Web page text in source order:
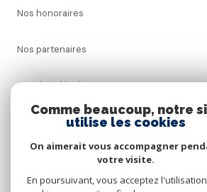
Nos honoraires
Nos partenaires
Mentions légales
Comme beaucoup, notre
utilise les cookies
On aimerait vous accompagner
votre visite.
En poursuivant, vous acceptez